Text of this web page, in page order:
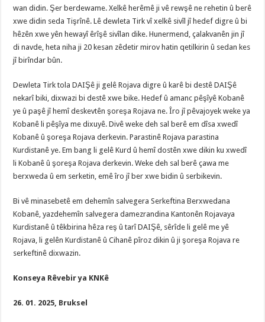
wan didin. Şer berdewame. Xelkê herêmê ji vê rewşê ne rehetin û berê
xwe didin seda Tişrînê. Lê dewleta Tirk vî xelkê sivîl jî hedef digre û bi
hêzên xwe yên hewayî êrîşê sivîlan dike. Hunermend, çalakvanên jin jî
di navde, heta niha ji 20 kesan zêdetir mirov hatin qetilkirin û sedan kes
jî birîndar bûn.
Dewleta Tirk tola DAIŞê ji gelê Rojava digre û karê bi destê DAIŞê
nekarî biki, dixwazi bi destê xwe bike. Hedef û amanc pêşîyê Kobanê
ye û paşê jî hemî deskevtên şoreşa Rojava ne. Îro jî pêvajoyek weke ya
Kobanê li pêşîya me dixuyê. Divê weke deh sal berê em dîsa xwedî
Kobanê û şoreşa Rojava derkevin. Parastinê Rojava parastina
Kurdistanê ye. Em bang li gelê Kurd û hemî dostên xwe dikin ku xwedî
li Kobanê û şoreşa Rojava derkevin. Weke deh sal berê çawa me
berxweda û em serketin, emê îro jî ber xwe bidin û serbikevin.
Bi vê minasebetê em dehemîn salvegera Serkeftina Berxwedana
Kobanê, yazdehemîn salvegera damezrandina Kantonên Rojavaya
Kurdistanê û têkbirina hêza reş û tarî DAIŞê, sêrîde li gelê me yê
Rojava, li gelên Kurdistanê û Cihanê pîroz dikin û ji şoreşa Rojava re
serkeftinê dixwazin.
Konseya Rêvebir ya KNKê
26. 01. 2025, Bruksel